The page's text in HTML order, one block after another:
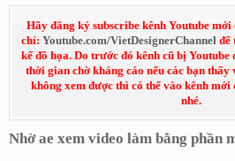
Hãy đăng ký subscribe kênh Youtube
chỉ: Youtube.com/VietDesignerChannel để
kế đồ họa. Do trước đó kênh cũ bị
thời gian chờ kháng cáo nếu các bạn
không xem được thì có thể vào kênh mới
nhé.
Nhờ ae xem video làm bằng phần